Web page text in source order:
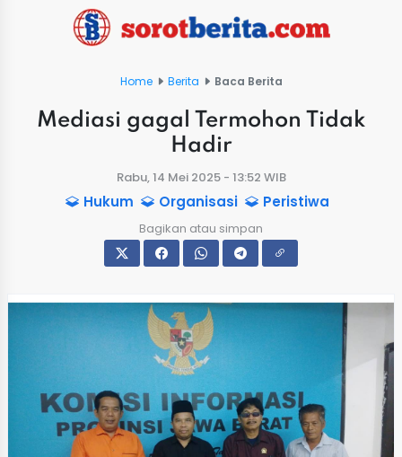
Home Berita Baca Berita
Mediasi gagal Termohon Tidak
Hadir
Rabu, 14 Mei 2025 - 13:52 WIB
Hukum Organisasi Peristiwa
Bagikan atau simpan